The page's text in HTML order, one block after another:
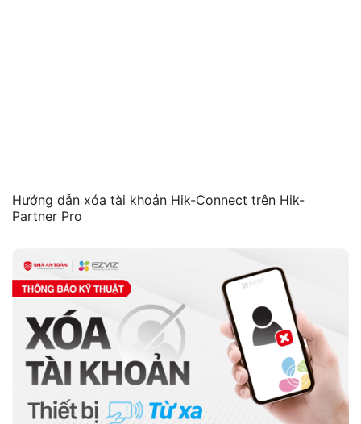
Hướng dẫn xóa tài khoản Hik-Connect trên Hik-
Partner Pro